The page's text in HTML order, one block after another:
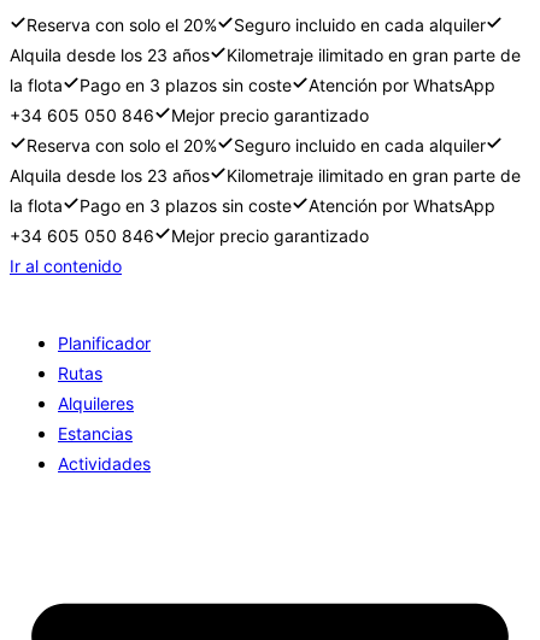
Reserva con solo el 20%
Seguro incluido en cada alquiler
Alquila desde los 23 años
Kilometraje ilimitado en gran parte de
la flota
Pago en 3 plazos sin coste
Atención por WhatsApp
+34 605 050 846
Mejor precio garantizado
Reserva con solo el 20%
Seguro incluido en cada alquiler
Alquila desde los 23 años
Kilometraje ilimitado en gran parte de
la flota
Pago en 3 plazos sin coste
Atención por WhatsApp
+34 605 050 846
Mejor precio garantizado
Ir al contenido
Planificador
Rutas
Alquileres
Estancias
Actividades